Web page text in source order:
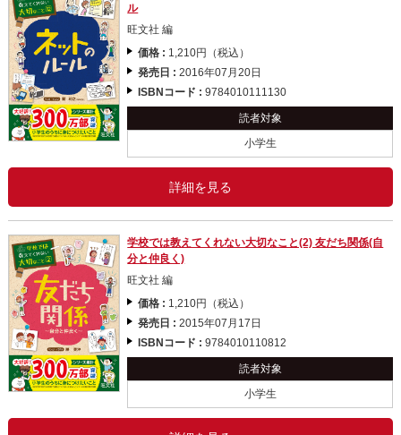
ル
旺文社 編
価格 : 1,210円（税込）
発売日 :2016年07月20日
ISBNコード :9784010111130
読者対象
小学生
詳細を見る
学校では教えてくれない大切なこと(2) 友だち関係(自
分と仲良く)
旺文社 編
価格 : 1,210円（税込）
発売日 :2015年07月17日
ISBNコード :9784010110812
読者対象
小学生